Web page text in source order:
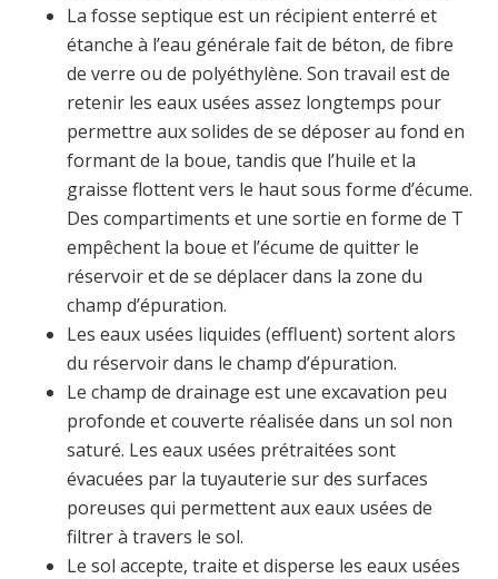
La fosse septique est un récipient enterré et
étanche à l’eau générale fait de béton, de fibre
de verre ou de polyéthylène. Son travail est de
retenir les eaux usées assez longtemps pour
permettre aux solides de se déposer au fond en
formant de la boue, tandis que l’huile et la
graisse flottent vers le haut sous forme d’écume.
Des compartiments et une sortie en forme de T
empêchent la boue et l’écume de quitter le
réservoir et de se déplacer dans la zone du
champ d’épuration.
Les eaux usées liquides (effluent) sortent alors
du réservoir dans le champ d’épuration.
Le champ de drainage est une excavation peu
profonde et couverte réalisée dans un sol non
saturé. Les eaux usées prétraitées sont
évacuées par la tuyauterie sur des surfaces
poreuses qui permettent aux eaux usées de
filtrer à travers le sol.
Le sol accepte, traite et disperse les eaux usées